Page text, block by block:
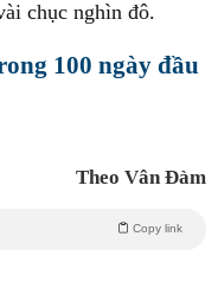
chục nghìn đô.
100 ngày đầu
Theo Vân Đàm
Copy link